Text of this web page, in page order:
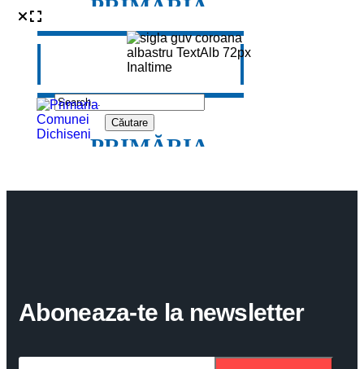
Aboneaza-te la newsletter